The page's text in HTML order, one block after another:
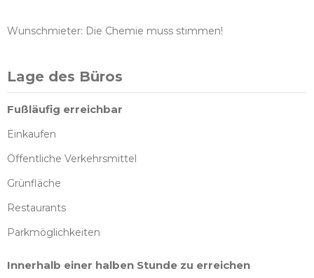
Wunschmieter: Die Chemie muss stimmen!
Lage des Büros
Fußläufig erreichbar
Einkaufen
Öffentliche Verkehrsmittel
Grünfläche
Restaurants
Parkmöglichkeiten
Innerhalb einer halben Stunde zu erreichen